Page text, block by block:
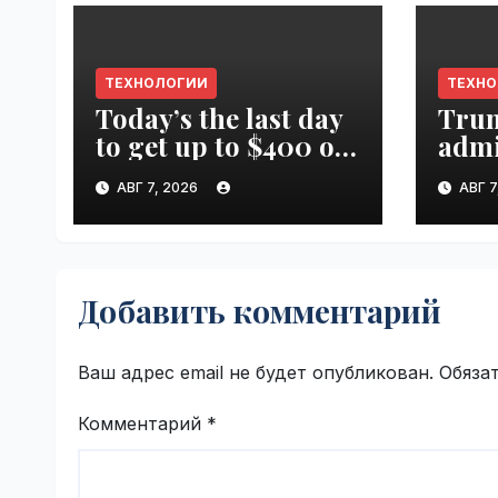
ТЕХНОЛОГИИ
Today’s the last day
to get up to $400 off
your TechCrunch
Disrupt 2026 ticket |
VseTime.ru
АВГ 7, 2026 АВГ
Добавить комментарий
Ваш адрес email не будет опубликован.
Комментарий *